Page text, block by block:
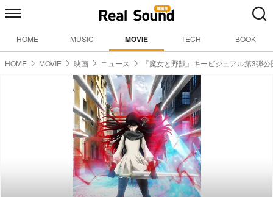
HOME MUSIC MOVIE TECH BOOK
HOME MOVIE 映画 ニュース 『魔女と野獣』キービジュアル第3弾公